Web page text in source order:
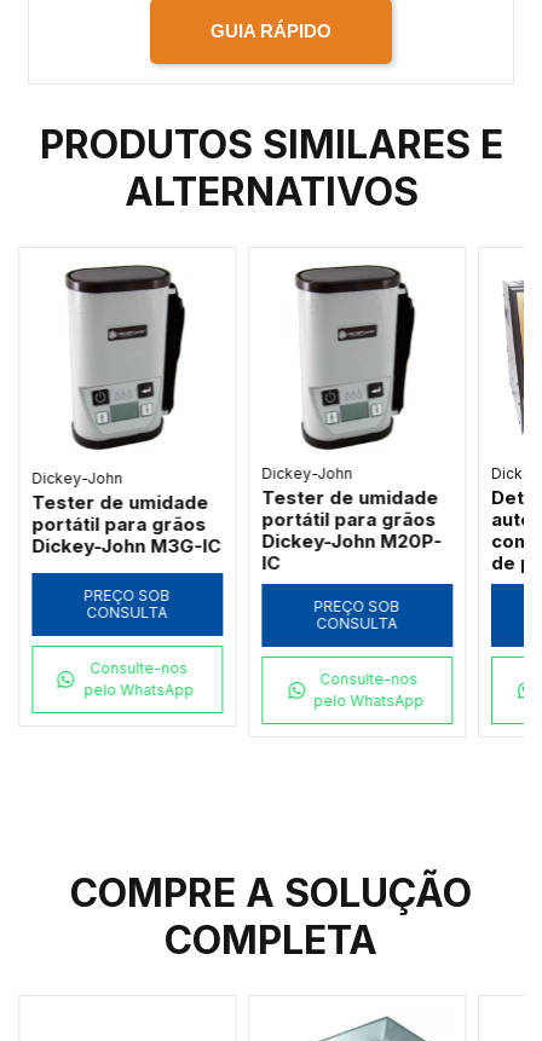
GUIA RÁPIDO
PRODUTOS SIMILARES E
ALTERNATIVOS
Dickey-John
Tester de umidade
portátil para grãos
Dickey-John M3G-IC
PREÇO SOB
CONSULTA
Consulte-nos
pelo WhatsApp
Dickey-John
Tester de umidade
portátil para grãos
Dickey-John M20P-
IC
PREÇO SOB
CONSULTA
Consulte-nos
pelo WhatsApp
de
COMPRE A SOLUÇÃO
COMPLETA